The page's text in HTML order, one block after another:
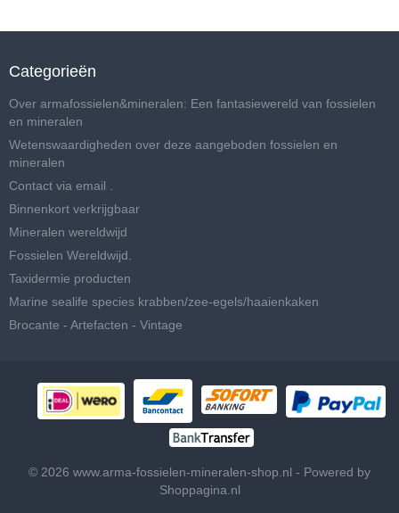
Categorieën
Over armafossielen&mineralen: Een fantasiewereld van fossielen
en mineralen
Wetenswaardigheden over deze aangeboden fossielen en
mineralen
Contact via email .
Binnenkort verkrijgbaar
Mineralen wereldwijd
Fossielen Wereldwijd.
Taxidermie producten
Marine sealife species krabben/zee-egels/haaienkaken
Brocante - Artefacten - Vintage
© 2026 www.arma-fossielen-mineralen-shop.nl - Powered by
Shoppagina.nl